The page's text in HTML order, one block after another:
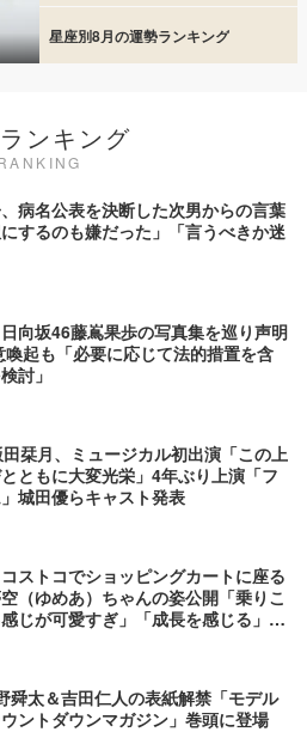
星座別8月の運勢ランキング
ンキング
病名公表を決断した次男からの言葉
にするのも嫌だった」「言うべきか迷
向坂46藤嶌果歩の写真集を巡り声明
喚起も「必要に応じて法的措置を含
討」
栞月、ミュージカル初出演「この上
ともに大変光栄」4年ぶり上演「フ
城田優らキャスト発表
ストコでショッピングカートに座る
（ゆめあ）ちゃんの姿公開「乗りこ
じが可愛すぎ」「成長を感じる」の
舜太＆吉田仁人の表紙解禁「モデル
ントダウンマガジン」巻頭に登場